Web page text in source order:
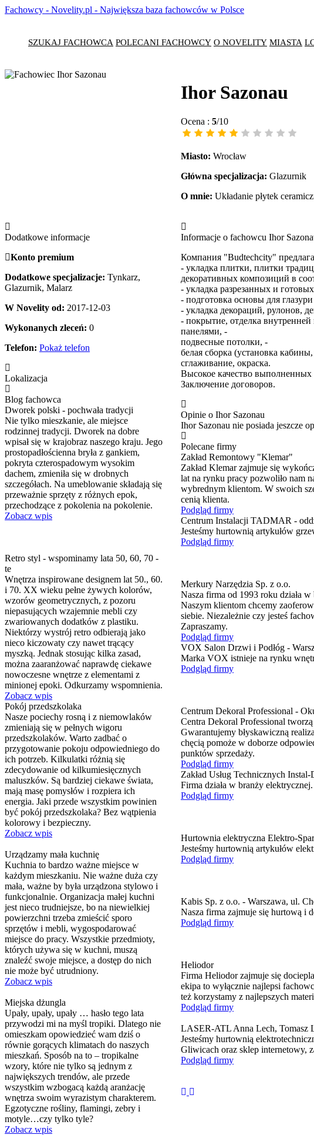
Fachowcy - Novelity.pl - Największa baza fachowców w Polsce
SZUKAJ FACHOWCA POLECANI FACHOWCY O NOVELITY MIASTA
Ihor Sazonau
Ocena : 5/10
Miasto: Wrocław
Główna specjalizacja: Glazurnik
O mnie: Układanie płytek
Dodatkowe informacje
Konto premium
Dodatkowe specjalizacje: Tynkarz,
Glazurnik, Malarz
W Novelity od: 2017-12-03
Wykonanych zleceń: 0
Telefon: Pokaż telefon
Lokalizacja
Blog fachowca
Dworek polski - pochwała tradycji
Nie tylko mieszkanie, ale miejsce
rodzinnej tradycji. Dworek na dobre
wpisał się w krajobraz naszego kraju. Jego
prostopadłościenna bryła z gankiem,
pokryta czterospadowym wysokim
dachem, zmieniła się w drobnych
szczegółach. Na umeblowanie składają się
przeważnie sprzęty z różnych epok,
przechodzące z pokolenia na pokolenie.
Zobacz wpis
Retro styl - wspominamy lata 50, 60, 70 -
te
Wnętrza inspirowane designem lat 50., 60.
i 70. XX wieku pełne żywych kolorów,
wzorów geometrycznych, z pozoru
niepasujących wzajemnie mebli czy
zwariowanych dodatków z plastiku.
Niektórzy wystrój retro odbierają jako
nieco kiczowaty czy nawet trącący
myszką. Jednak stosując kilka zasad,
można zaaranżować naprawdę ciekawe
nowoczesne wnętrze z elementami z
minionej epoki. Odkurzamy wspomnienia.
Zobacz wpis
Pokój przedszkolaka
Nasze pociechy rosną i z niemowlaków
zmieniają się w pełnych wigoru
przedszkolaków. Warto zadbać o
przygotowanie pokoju odpowiedniego do
ich potrzeb. Kilkulatki różnią się
zdecydowanie od kilkumiesięcznych
maluszków. Są bardziej ciekawe świata,
mają masę pomysłów i rozpiera ich
energia. Jaki przede wszystkim powinien
być pokój przedszkolaka? Bez wątpienia
kolorowy i bezpieczny.
Zobacz wpis
Urządzamy mała kuchnię
Kuchnia to bardzo ważne miejsce w
każdym mieszkaniu. Nie ważne duża czy
mała, ważne by była urządzona stylowo i
funkcjonalnie. Organizacja małej kuchni
jest nieco trudniejsze, bo na niewielkiej
powierzchni trzeba zmieścić sporo
sprzętów i mebli, wygospodarować
miejsce do pracy. Wszystkie przedmioty,
których używa się w kuchni, muszą
znaleźć swoje miejsce, a dostęp do nich
nie może być utrudniony.
Zobacz wpis
Miejska dżungla
Upały, upały, upały … hasło tego lata
przywodzi mi na myśl tropiki. Dlatego nie
omieszkam opowiedzieć wam dziś o
równie gorących klimatach do naszych
mieszkań. Sposób na to – tropikalne
wzory, które nie tylko są jednym z
największych trendów, ale przede
wszystkim wzbogacą każdą aranżację
wnętrza swoim wyrazistym charakterem.
Egzotyczne rośliny, flamingi, zebry i
motyle…czy tylko tyle?
Zobacz wpis
Informacje o fachowcu Ihor
Компания "Budtechcity"
- укладка плитки, плитки
декоративных композиций в
- укладка разрезанных и
- подготовка основы для
- укладка декораций, рулонов,
- покрытие, отделка
панелями, -
подвесные потолки, -
белая сборка (установка
сглаживание, окраска.
Высокое качество
Заключение договоров.
Opinie o Ihor Sazonau
Ihor Sazonau nie posiada jeszcze
Polecane firmy
Zakład Remontowy "Klemar"
Zakład Klemar zajmuje się
lat na rynku pracy pozwoliło nam
wybrednym klientom. W swoich
cenią klienta.
Podgląd firmy
Centrum Instalacji TADMAR -
Jesteśmy hurtownią artykułów
Podgląd firmy
Merkury Narzędzia Sp. z o.o.
Nasza firma od 1993 roku działa
Naszym klientom chcemy
siebie. Niezależnie czy jesteś
Zapraszamy.
Podgląd firmy
VOX Salon Drzwi i Podłóg -
Marka VOX istnieje na rynku
Podgląd firmy
Centrum Dekoral Professional -
Centra Dekoral Professional
Gwarantujemy błyskawiczną
chęcią pomoże w doborze
punktów sprzedaży.
Podgląd firmy
Zakład Usług Technicznych Instal-
Firma działa w branży
Podgląd firmy
Hurtownia elektryczna Elektro-
Jesteśmy hurtownią artykułów
Podgląd firmy
Kabis Sp. z o.o. - Warszawa, ul.
Nasza firma zajmuje się hurtową i
Podgląd firmy
Heliodor
Firma Heliodor zajmuje się
ekipa to wyłącznie najlepsi
też korzystamy z najlepszych
Podgląd firmy
LASER-ATL Anna Lech, Tomasz
Jesteśmy hurtownią
Gliwicach oraz sklep internetowy,
Podgląd firmy